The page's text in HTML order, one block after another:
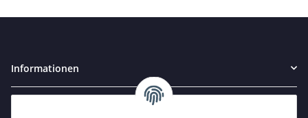
Informationen